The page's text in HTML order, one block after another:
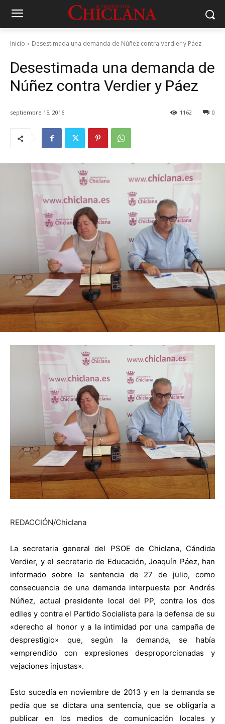
Inicio Desestimada una demanda de Núñez contra Verdier y Páez
Desestimada una demanda de
Núñez contra Verdier y Páez
septiembre 15, 2016 0
1162
REDACCIÓN/Chiclana
La secretaria general del PSOE de Chiclana, Cándida
Verdier, y el secretario de Educación, Joaquín Páez, han
informado sobre la sentencia de 27 de julio, como
consecuencia de una demanda interpuesta por Andrés
Núñez, actual presidente local del PP, contra los dos
ediles y contra el Partido Socialista para la defensa de su
«derecho al honor y a la intimidad por una campaña de
desprestigio» que, según la demanda, se había
«emprendido con expresiones desproporcionadas y
vejaciones injustas».
Esto sucedía en noviembre de 2013 y en la demanda se
pedía que se dictara una sentencia, que se obligaría a
publicar en los medios de comunicación locales y